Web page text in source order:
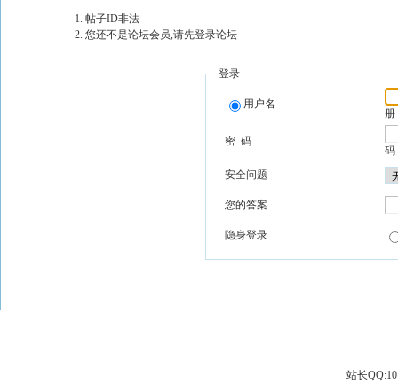
帖子ID非法
您还不是论坛会员,请先登录论坛
登录
用户名
册
密 码
码
安全问题
您的答案
隐身登录
站长